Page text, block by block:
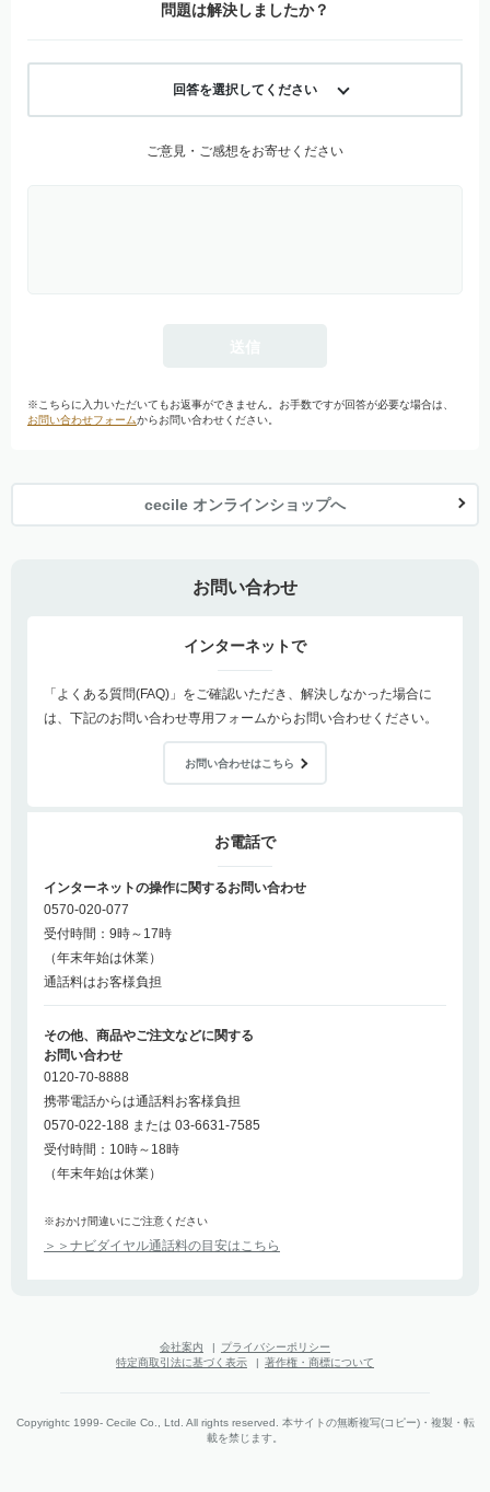
問題は解決しましたか？
回答を選択してください
ご意見・ご感想をお寄せください
※こちらに入力いただいてもお返事ができません。お手数ですが回答が必要な場合は、
お問い合わせフォームからお問い合わせください。
cecile オンラインショップへ
お問い合わせ
インターネットで
「よくある質問(FAQ)」をご確認いただき、解決しなかった場合に
は、下記のお問い合わせ専用フォームからお問い合わせください。
お問い合わせはこちら
お電話で
インターネットの操作に関するお問い合わせ
0570-020-077
受付時間：9時～17時
（年末年始は休業）
通話料はお客様負担
その他、商品やご注文などに関する
お問い合わせ
0120-70-8888
携帯電話からは通話料お客様負担
0570-022-188 または 03-6631-7585
受付時間：10時～18時
（年末年始は休業）
※おかけ間違いにご注意ください
＞＞ナビダイヤル通話料の目安はこちら
会社案内 |
プライバシーポリシー
特定商取引法に基づく表示
| 著作権・商標について
Copyrightc 1999- Cecile Co., Ltd. All rights reserved. 本サイトの無断複写(コピー)・複製・転
載を禁じます。